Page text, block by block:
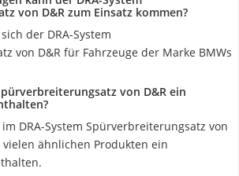
von D&R zum Einsatz kommen?
der DRA-System
von D&R für Fahrzeuge der Marke BMWs
von D&R ein
DRA-System Spürverbreiterungsatz von
vielen ähnlichen Produkten ein